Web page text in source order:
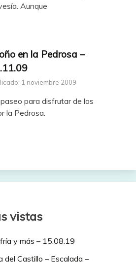
Aunque
en la Pedrosa –
1 noviembre 2009
para disfrutar de los
la Pedrosa.
vistas
y más – 15.08.19
del Castillo – Escalada –